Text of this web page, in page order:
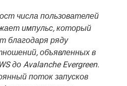
числа пользователей
импульс, который
благодаря ряду
объявленных в
до Avalanche Evergreen.
поток запусков